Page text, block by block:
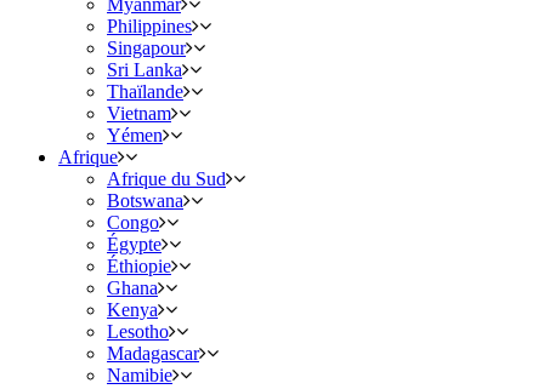
Myanmar
Philippines
Singapour
Sri Lanka
Thaïlande
Vietnam
Yémen
Afrique
Afrique du Sud
Botswana
Congo
Égypte
Éthiopie
Ghana
Kenya
Lesotho
Madagascar
Namibie